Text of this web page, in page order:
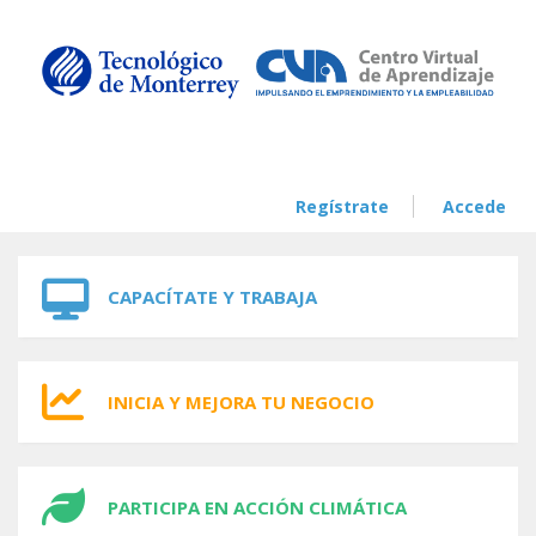
Regístrate Accede
CAPACÍTATE Y TRABAJA
INICIA Y MEJORA TU NEGOCIO
PARTICIPA EN ACCIÓN CLIMÁTICA